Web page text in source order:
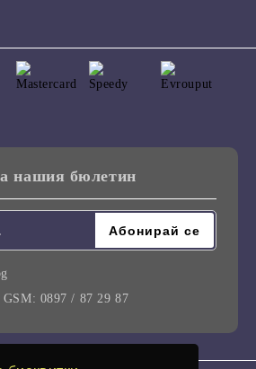
нашия бюлетин
0897 / 87 29 87